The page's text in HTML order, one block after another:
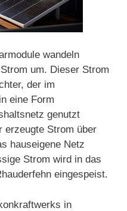
wandeln
um. Dieser Strom
der im
eine Form
genutzt
erzeugte Strom über
hauseigene Netz
Strom wird in das
eingespeist.
in